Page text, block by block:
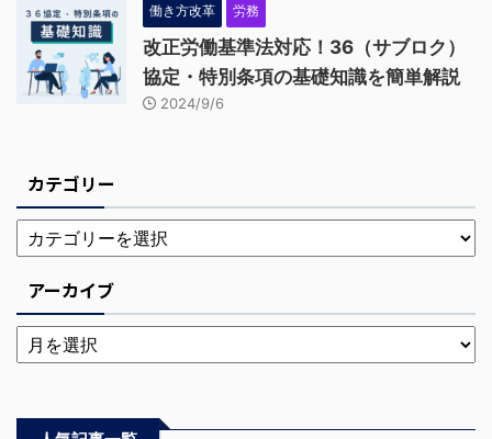
働き方改革 労務
改正労働基準法対応！36（サブロク）
協定・特別条項の基礎知識を簡単解説
2024/9/6
カテゴリー
アーカイブ